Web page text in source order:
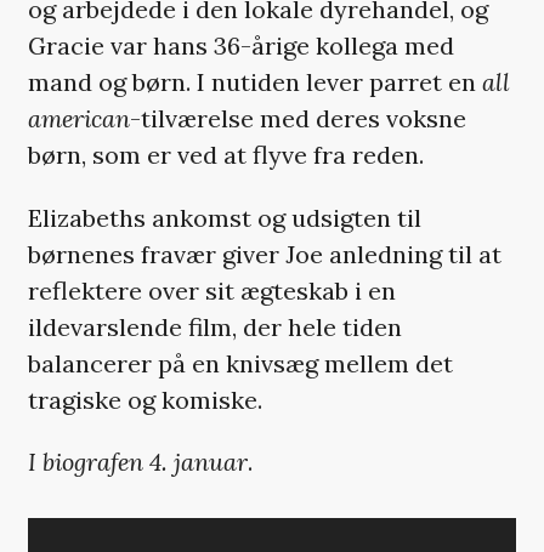
og arbejdede i den lokale dyrehandel, og
Gracie var hans 36-årige kollega med
mand og børn. I nutiden lever parret en all
american-tilværelse med deres voksne
børn, som er ved at flyve fra reden.
Elizabeths ankomst og udsigten til
børnenes fravær giver Joe anledning til at
reflektere over sit ægteskab i en
ildevarslende film, der hele tiden
balancerer på en knivsæg mellem det
tragiske og komiske.
I biografen 4. januar.